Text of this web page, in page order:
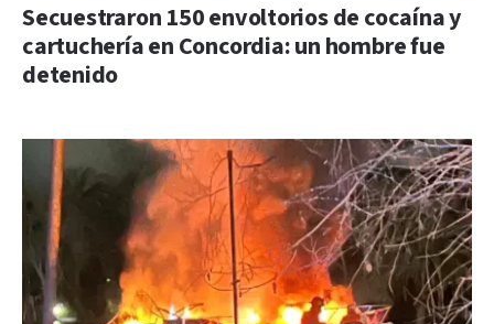
Secuestraron 150 envoltorios de cocaína y
cartuchería en Concordia: un hombre fue
detenido